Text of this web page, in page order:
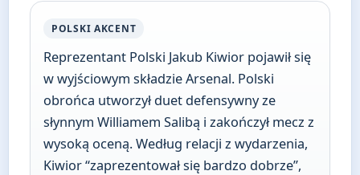
POLSKI AKCENT
Reprezentant Polski Jakub Kiwior pojawił się
w wyjściowym składzie Arsenal. Polski
obrońca utworzył duet defensywny ze
słynnym Williamem Salibą i zakończył mecz z
wysoką oceną. Według relacji z wydarzenia,
Kiwior “zaprezentował się bardzo dobrze”,